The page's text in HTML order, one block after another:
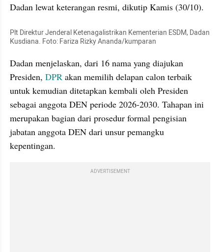
Dadan lewat keterangan resmi, dikutip Kamis (30/10).
Plt Direktur Jenderal Ketenagalistrikan Kementerian ESDM, Dadan
Kusdiana. Foto: Fariza Rizky Ananda/kumparan
Dadan menjelaskan, dari 16 nama yang diajukan
Presiden, DPR akan memilih delapan calon terbaik
untuk kemudian ditetapkan kembali oleh Presiden
sebagai anggota DEN periode 2026-2030. Tahapan ini
merupakan bagian dari prosedur formal pengisian
jabatan anggota DEN dari unsur pemangku
kepentingan.
ADVERTISEMENT